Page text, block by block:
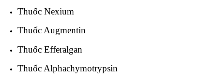
Thuốc Nexium
ThuốcAugmentin
Thuốc Efferalgan
ThuốcAlphachymotrypsin